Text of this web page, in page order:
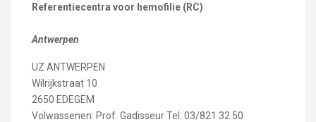
Referentiecentra voor hemofilie (RC)
Antwerpen
UZ ANTWERPEN
Wilrijkstraat 10
2650 EDEGEM
Volwassenen: Prof. Gadisseur Tel: 03/821 32 50